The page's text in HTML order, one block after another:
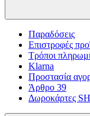
Παραδόσεις
Επιστροφές
Τρόποι
Klarna
Προστασία
Άρθρο 39
Δωροκάρτες